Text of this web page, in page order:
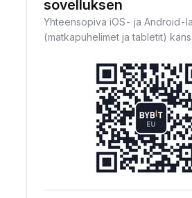
sovelluksen
Yhteensopiva iOS- ja Android-
(matkapuhelimet ja tabletit)